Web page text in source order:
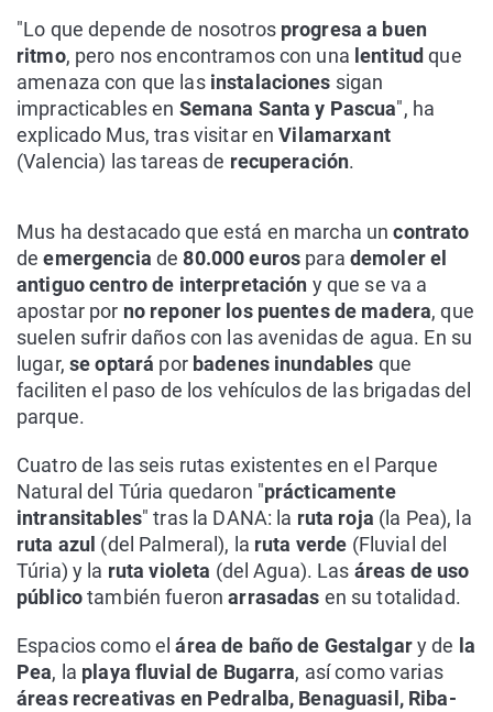
"Lo que depende de nosotros progresa a buen
ritmo, pero nos encontramos con una lentitudque
amenaza con que las instalaciones sigan
impracticables en Semana Santa y Pascua", ha
explicado Mus, tras visitar enVilamarxant
(Valencia) las tareas de recuperación.
Mus ha destacado que está en marcha uncontrato
deemergencia de80.000 euros para demoler el
antiguo centro de interpretación y que se va a
apostar por no reponer los puentes de madera, que
suelen sufrir daños con las avenidas de agua. En su
lugar, se optará por badenes inundables que
faciliten el paso de los vehículos de las brigadas del
parque.
Cuatro de las seis rutas existentes en el Parque
Natural del Túria quedaron "prácticamente
intransitables" tras la DANA: la ruta roja (la Pea), la
ruta azul (del Palmeral), la ruta verde (Fluvial del
Túria) y la ruta violeta (del Agua). Las áreas de uso
públicotambién fueronarrasadas en su totalidad.
Espacios como elárea de baño de Gestalgary de la
Pea, la playa fluvial de Bugarra, así como varias
áreas recreativas en Pedralba, Benaguasil, Riba-